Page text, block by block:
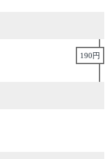
190円